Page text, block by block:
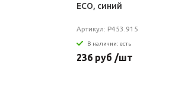
ECO, синий
Артикул: P453.915
В наличии: есть
236 руб /шт